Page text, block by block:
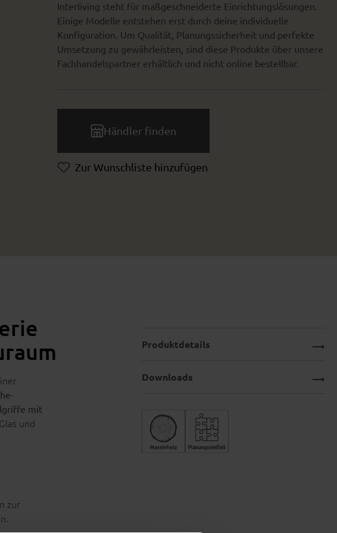
Interliving steht für maßgeschneiderte Einrichtungslösungen.
Einige Modelle entstehen erst durch deine individuelle
Konfiguration. Um Qualität, Planungssicherheit und perfekte
Umsetzung zu gewährleisten, sind diese Produkte über unsere
Fachhandelspartner erhältlich und nicht online bestellbar.
Händler finden
Zur Wunschliste hinzufügen
mit
und
zur
Produktdetails
Downloads